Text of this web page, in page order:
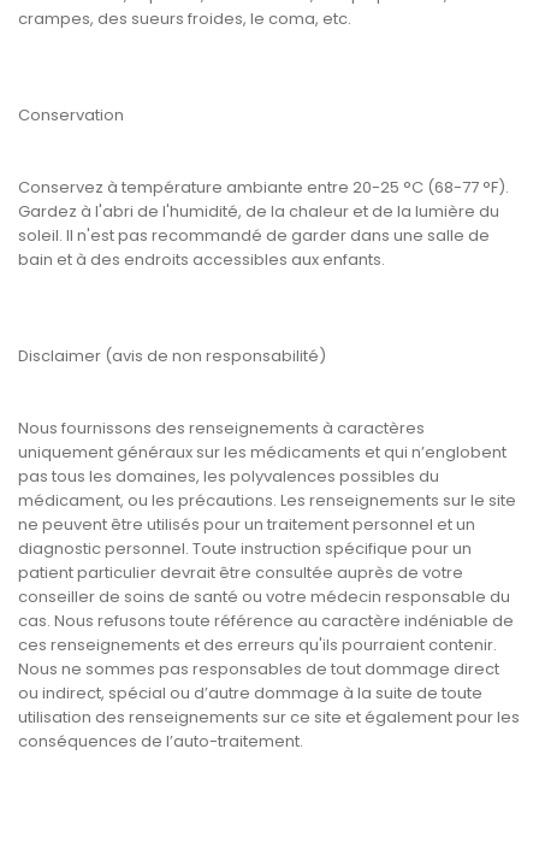
crampes, des sueurs froides, le coma, etc.
Conservation
Conservez à température ambiante entre 20-25 °C (68-77 °F).
Gardez à l'abri de l'humidité, de la chaleur et de la lumière du
soleil. Il n'est pas recommandé de garder dans une salle de
bain et à des endroits accessibles aux enfants.
Disclaimer (avis de non responsabilité)
Nous fournissons des renseignements à caractères
uniquement généraux sur les médicaments et qui n’englobent
pas tous les domaines, les polyvalences possibles du
médicament, ou les précautions. Les renseignements sur le site
ne peuvent être utilisés pour un traitement personnel et un
diagnostic personnel. Toute instruction spécifique pour un
patient particulier devrait être consultée auprès de votre
conseiller de soins de santé ou votre médecin responsable du
cas. Nous refusons toute référence au caractère indéniable de
ces renseignements et des erreurs qu'ils pourraient contenir.
Nous ne sommes pas responsables de tout dommage direct
ou indirect, spécial ou d’autre dommage à la suite de toute
utilisation des renseignements sur ce site et également pour les
conséquences de l’auto-traitement.